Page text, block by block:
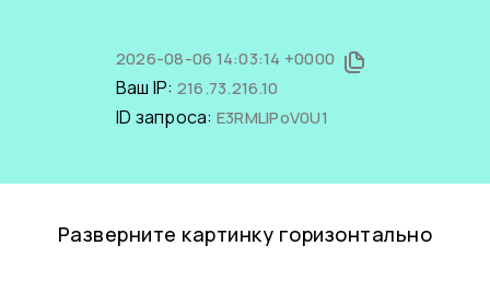
2026-08-06 14:03:14 +0000
Ваш IP: 216.73.216.10
ID запроса: E3RMLlPoV0U1
Разверните картинку горизонтально